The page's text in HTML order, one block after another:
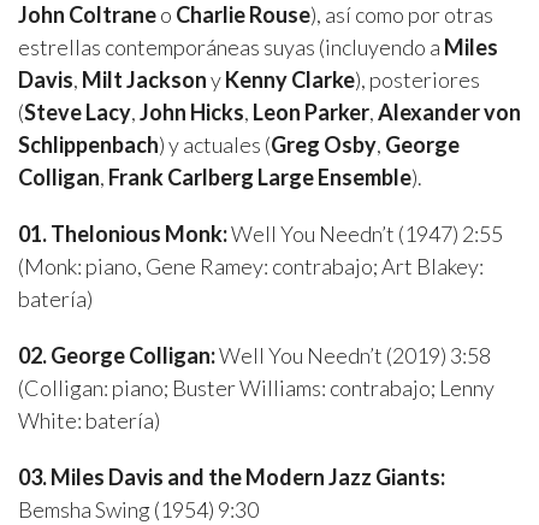
John Coltraneo Charlie Rouse), así como por otras
estrellas contemporáneas suyas (incluyendo a Miles
Davis, Milt JacksonyKenny Clarke), posteriores
(Steve Lacy,John Hicks, Leon Parker,Alexander von
Schlippenbach) y actuales (Greg Osby, George
Colligan, Frank Carlberg Large Ensemble).
01. Thelonious Monk:Well You Needn’t (1947) 2:55
(Monk: piano, Gene Ramey: contrabajo; Art Blakey:
batería)
02. George Colligan:Well You Needn’t (2019) 3:58
(Colligan: piano; Buster Williams: contrabajo; Lenny
White: batería)
03. Miles Davis and the Modern Jazz Giants:
Bemsha Swing (1954) 9:30